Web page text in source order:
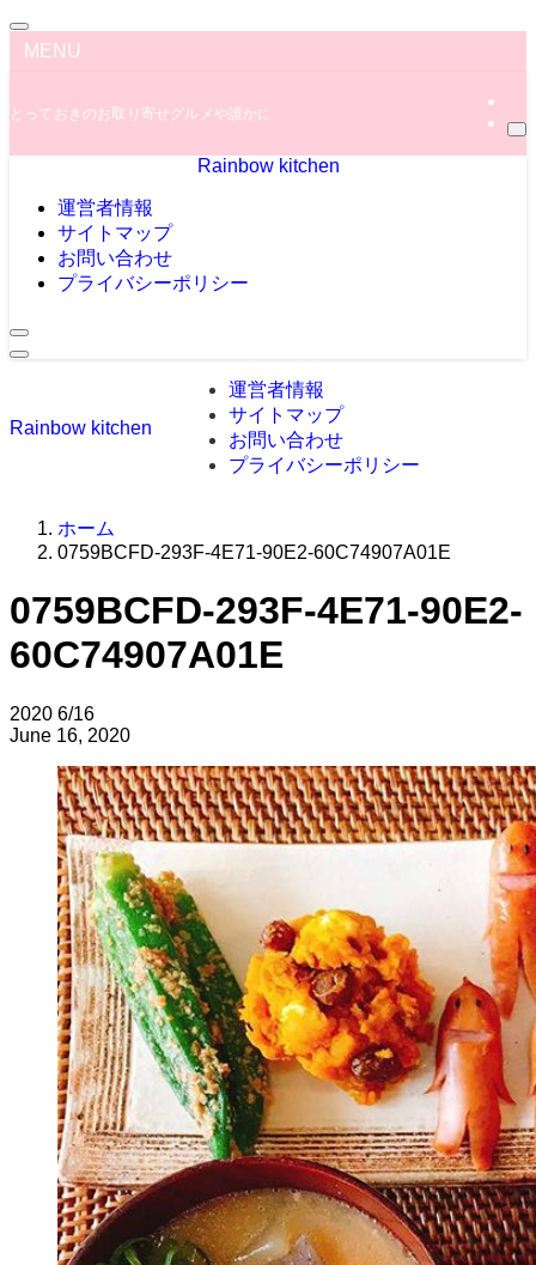
MENU
とっておきのお取り寄せグルメや誰かに教えたくなっちゃう秘密のグルメ情報
Rainbow kitchen
運営者情報
サイトマップ
お問い合わせ
プライバシーポリシー
Rainbow kitchen
運営者情報
サイトマップ
お問い合わせ
プライバシーポリシー
ホーム
0759BCFD-293F-4E71-90E2-60C74907A01E
0759BCFD-293F-4E71-90E2-
60C74907A01E
2020 6/16
June 16, 2020